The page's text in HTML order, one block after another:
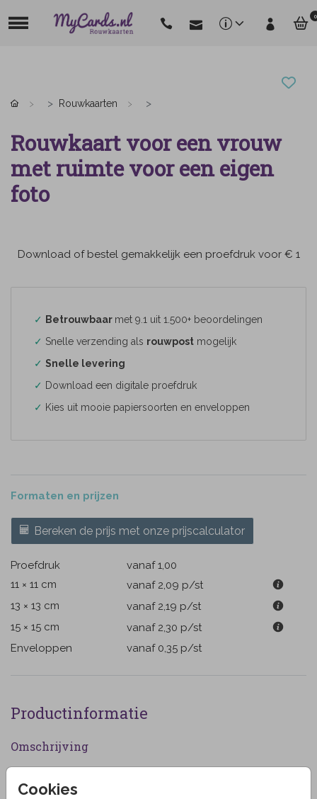
0
Cookies
Rouwkaarten
Rouwkaart voor een vrouw
met ruimte voor een eigen
foto
Download of bestel gemakkelijk een proefdruk voor € 1
✓ Betrouwbaar met 9.1 uit 1.500+ beoordelingen
✓ Snelle verzending als rouwpost mogelijk
✓ Snelle levering
✓ Download een digitale proefdruk
✓ Kies uit mooie papiersoorten en enveloppen
Formaten en prijzen
Bereken de prijs met onze prijscalculator
Proefdruk
vanaf 1,00
11 × 11 cm
vanaf 2,09 p/st
13 × 13 cm
vanaf 2,19 p/st
15 × 15 cm
vanaf 2,30 p/st
Enveloppen
vanaf 0,35 p/st
Productinformatie
Omschrijving
plaatsen van een eigen foto. Een groen takje met